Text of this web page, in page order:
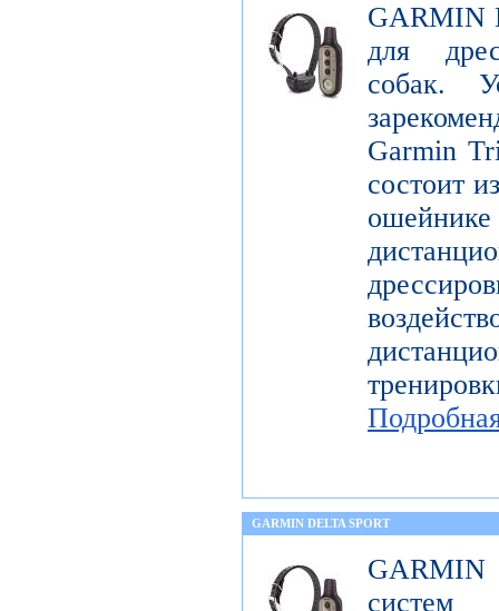
GARMIN
для
собак.
Garmin
состоит
GARMIN DELTA SPORT
GARMIN